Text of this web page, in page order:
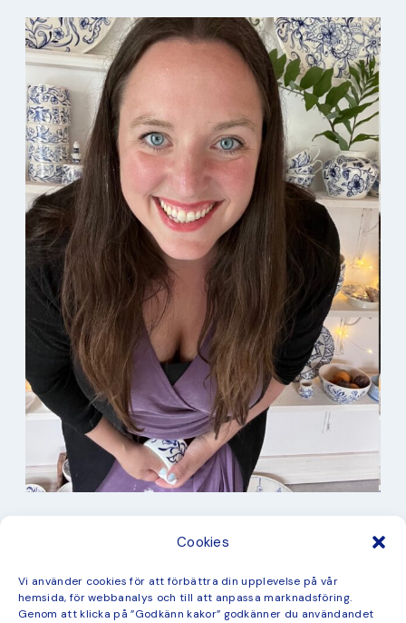
Cookies
Vi använder cookies för att förbättra din upplevelse på vår
hemsida, för webbanalys och till att anpassa marknadsföring.
Genom att klicka på ”Godkänn kakor” godkänner du användandet
Kurser
Måleri
mina favorit recept